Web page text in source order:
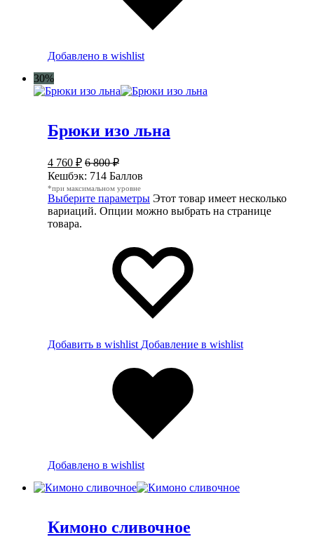
Добавлено в wishlist
30%
Брюки изо льна
4 760 ₽ 6 800₽
Кешбэк: 714 Баллов
*при максимальном уровне
Выберите параметры Этот товар имеет несколько
вариаций. Опции можно выбрать на странице
товара.
Добавить в wishlist Добавление в wishlist
Добавлено в wishlist
Кимоно сливочное